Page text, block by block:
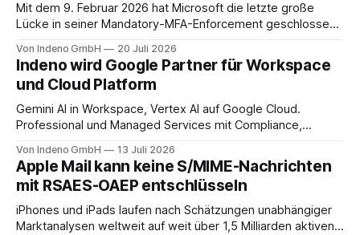
Mit dem 9. Februar 2026 hat Microsoft die letzte große
Lücke in seiner Mandatory-MFA-Enforcement geschlossen.
Microsoft 365 Admin Center anmeldet, einen zweiten
Faktor nachweisen. Für das Entra Admin Center, das Azure-
Portal und das Intune Admin Center gilt das
Von Indeno GmbH 20 Juli 2026
Indeno wird Google Partner für Workspace
und Cloud Platform
Gemini AI in Workspace, Vertex AI auf Google Cloud.
Professional und Managed Services mit Compliance,
DACH.
Von Indeno GmbH 13 Juli 2026
Apple Mail kann keine S/MIME-Nachrichten
mit RSAES-OAEP entschlüsseln
iPhones und iPads laufen nach Schätzungen unabhängiger
Marktanalysen weltweit auf weit über 1,5 Milliarden aktiven